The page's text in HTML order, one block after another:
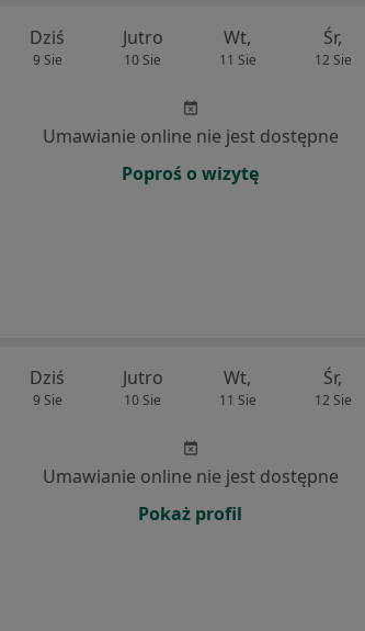
Dziś
9 Sie
Jutro
10 Sie
Wt,
11 Sie
Śr,
12 Sie
Umawianie online nie jest dostępne
Poproś o wizytę
Dziś
9 Sie
Jutro
10 Sie
Wt,
11 Sie
Śr,
12 Sie
Umawianie online nie jest dostępne
Pokaż profil